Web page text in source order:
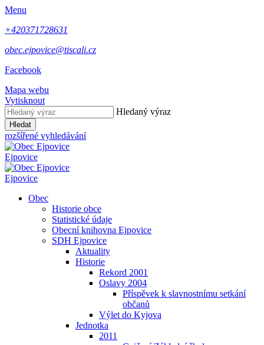
Menu
+420371728631
obec.ejpovice@tiscali.cz
Facebook
Mapa webu
Vytisknout
Hledaný výraz
Hledat
rozšířené vyhledávání
Ejpovice
Ejpovice
Obec
Historie obce
Statistické údaje
Obecní knihovna Ejpovice
SDH Ejpovice
Aktuality
Historie
Rekord 2001
Oslavy 2004
Příspěvek k slavnostnímu setkání
občanů
Výlet do Kyjova
Jednotka
2011